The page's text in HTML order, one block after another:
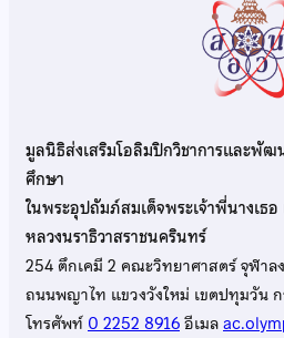
มูลนิธิส่งเสริมโอลิมปิกวิชาการและพัฒ
ศึกษา
ในพระอุปถัมภ์สมเด็จพระเจ้าพี่นางเธ
หลวงนราธิวาสราชนครินทร์
254 ตึกเคมี 2 คณะวิทยาศาสตร์ จุฬา
ถนนพญาไท แขวงวังใหม่ เขตปทุมวัน
โทรศัพท์0 2252 8916อีเมล